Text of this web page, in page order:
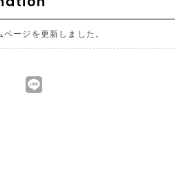
ページを更新しました。